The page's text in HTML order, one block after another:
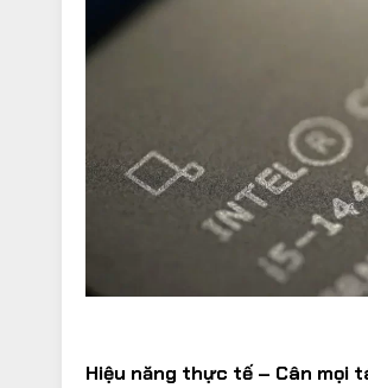
Hiệu năng thực tế – Cân mọi